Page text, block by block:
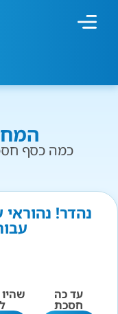
כמה כסף
נהדר! נהוראי
עד כה
חסכת